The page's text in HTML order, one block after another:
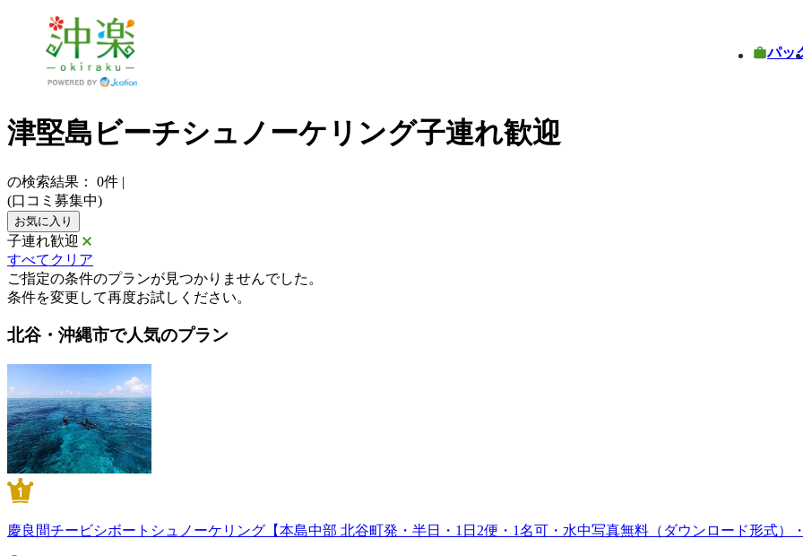
パッ
津堅島ビーチシュノーケリング子連れ歓迎
の検索結果： 0件 |
(口コミ募集中)
お気に入り
子連れ歓迎
すべてクリア
ご指定の条件のプランが見つかりませんでした。
条件を変更して再度お試しください。
北谷・沖縄市で人気のプラン
慶良間チービシボートシュノーケリング【本島中部 北谷町発・半日・1日2便・1名可・水中写真無料（ダウンロード形式）